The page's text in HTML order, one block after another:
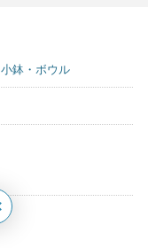
小鉢・ボウル